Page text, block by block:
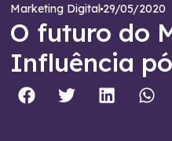
Marketing Digital29/05/2020
O futuro do
Influência